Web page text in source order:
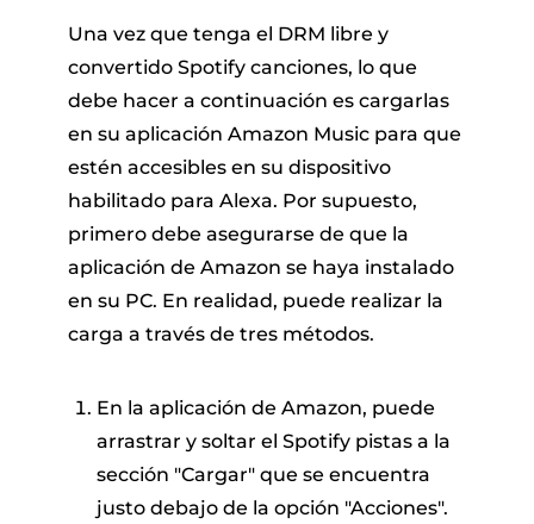
Una vez que tenga el DRM libre y
convertido Spotify canciones, lo que
debe hacer a continuación es cargarlas
en su aplicación Amazon Music para que
estén accesibles en su dispositivo
habilitado para Alexa. Por supuesto,
primero debe asegurarse de que la
aplicación de Amazon se haya instalado
en su PC. En realidad, puede realizar la
carga a través de tres métodos.
En la aplicación de Amazon, puede
arrastrar y soltar el Spotify pistas a la
sección "Cargar" que se encuentra
justo debajo de la opción "Acciones".